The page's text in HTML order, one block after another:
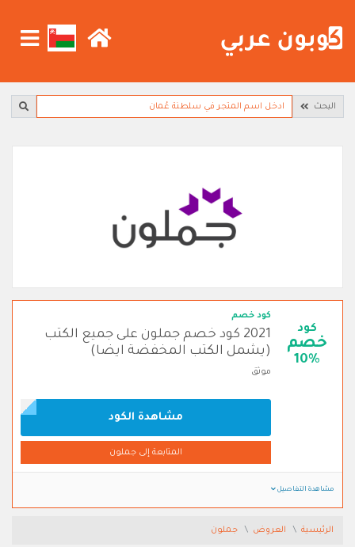
البحث
كود
خصم
10%
كود خصم
2021 كود خصم جملون على جميع الكتب
(يشمل الكتب المخفضة ايضا)
موثق
مشاهدة الكود
المتابعة إلى جملون
مشاهدة التفاصيل
الرئيسية العروض جملون